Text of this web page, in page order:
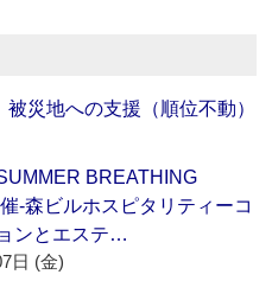
災地への支援（順位不動）
BREATHING
‐森ビルホスピタリティーコ
ンとエステ…
日 (金)